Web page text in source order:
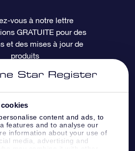
content and ads, to
features and to analyse our
information about your use of
media, advertising and
posées
personnalisée
OSR
les étoiles
paiement
vous à notre lettre
GRATUITE pour des
et des mises à jour de
produits